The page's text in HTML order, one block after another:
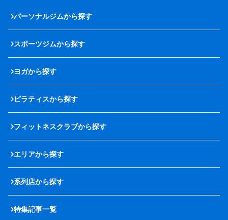
パーソナルジムから探す
スポーツジムから探す
ヨガから探す
ピラティスから探す
フィットネスクラブから探す
エリアから探す
系列店から探す
特集記事一覧